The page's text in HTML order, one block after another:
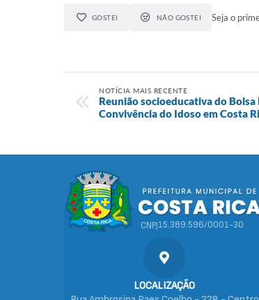
GOSTEI NÃO GOSTEI Seja o
NOTÍCIA MAIS RECENTE
Reunião socioeducativa do
Convivência do Idoso em Costa
LOCALIZAÇÃO
CNPJ15.389.596/0001-30